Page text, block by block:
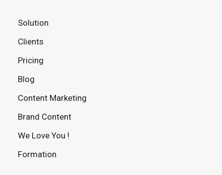
Solution
Clients
Pricing
Blog
Content Marketing
Brand Content
We Love You !
Formation